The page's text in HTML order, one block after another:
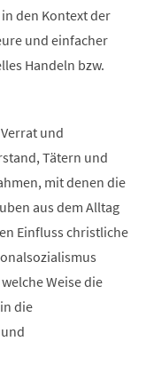
den Kontext der
und einfacher
Handeln bzw.
und
Tätern und
mit denen die
aus dem Alltag
Einfluss christliche
Weise die
die